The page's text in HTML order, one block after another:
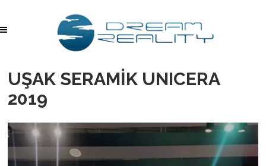
UŞAK SERAMİK UNICERA
2019